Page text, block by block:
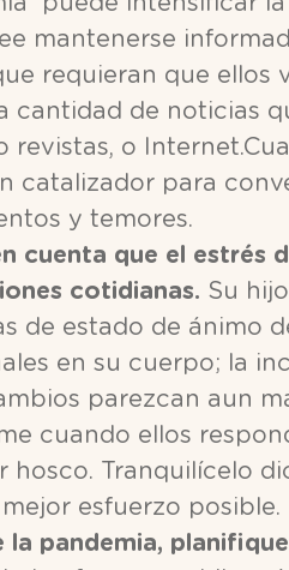
mantenerse
requieran que ellos
cantidad de noticias
revistas, o
catalizador para
y temores.
cuenta que el estrés
cotidianas. Su
de estado de ánimo
en su cuerpo; la
parezcan aun
cuando ellos
hosco. Tranquilícelo
esfuerzo posible.
la pandemia,